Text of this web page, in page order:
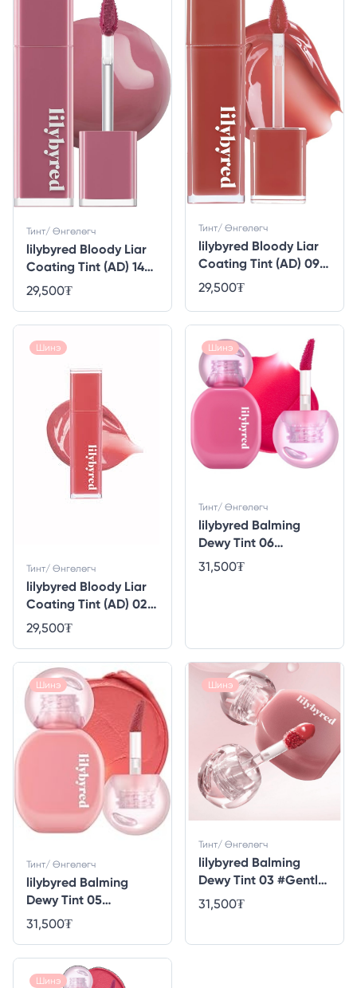
lilybyred Bloody Liar
Coating Tint (AD) 14
#Bitter Podo Chewing
Gum
Тинт/ Өнгөлөгч
29,500₮
lilybyred Bloody Liar
Coating Tint (AD) 09
#Indifferent Fig
Тинт/ Өнгөлөгч
29,500₮
Шинэ
lilybyred Bloody Liar
Coating Tint (AD) 02
#Sentimental Lychee
Тинт/ Өнгөлөгч
29,500₮
Шинэ
lilybyred Balming
Dewy Tint 06
#Topping Cherry
Тинт/ Өнгөлөгч
31,500₮
Шинэ
lilybyred Balming
Dewy Tint 05
#Squeeze Apple
Тинт/ Өнгөлөгч
31,500₮
Шинэ
lilybyred Balming
Dewy Tint 03 #Gentle
Fig
Тинт/ Өнгөлөгч
31,500₮
Шинэ